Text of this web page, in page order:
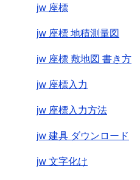
jw 座標
jw 座標 地積測量図
jw 座標 敷地図 書き方
jw 座標入力
jw 座標入力方法
jw 建具 ダウンロード
jw 文字化け